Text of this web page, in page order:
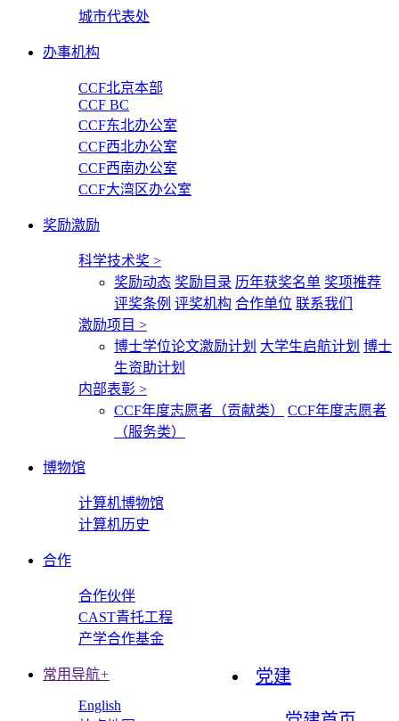
城市代表处
办事机构
CCF北京本部
CCF BC
CCF东北办公室
CCF西北办公室
CCF西南办公室
CCF大湾区办公室
奖励激励
科学技术奖 >
奖励动态 奖励目录 历年获奖名单 奖项推荐
评奖条例 评奖机构 合作单位 联系我们
激励项目 >
博士学位论文激励计划 大学生启航计划 博士
生资助计划
内部表彰 >
CCF年度志愿者（贡献类）
CCF年度志愿者
（服务类）
博物馆
计算机博物馆
计算机历史
合作
合作伙伴
CAST青托工程
产学合作基金
党建
常用导航+
English